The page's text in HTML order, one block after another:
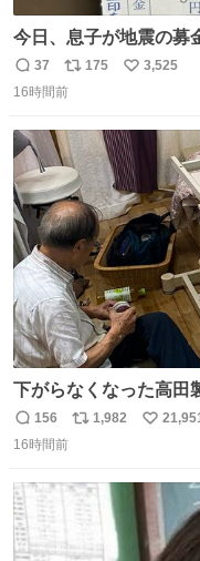
今日、息子が地震の募
たいです。おもちゃと
自分で貯めてた2万円
かできたらなぁと思い
返
信
37
リ
ポ
ト
数
175
い
数
3,525
16時間前
下がらなくなった高田製の電
は、完全に見放されたんですが、 見事に
した。 うちの父は、トヨタカローラのボディをオート生産
の配線をハンダで修理
返
信
156
リ
ト
1,982
い
16時間前